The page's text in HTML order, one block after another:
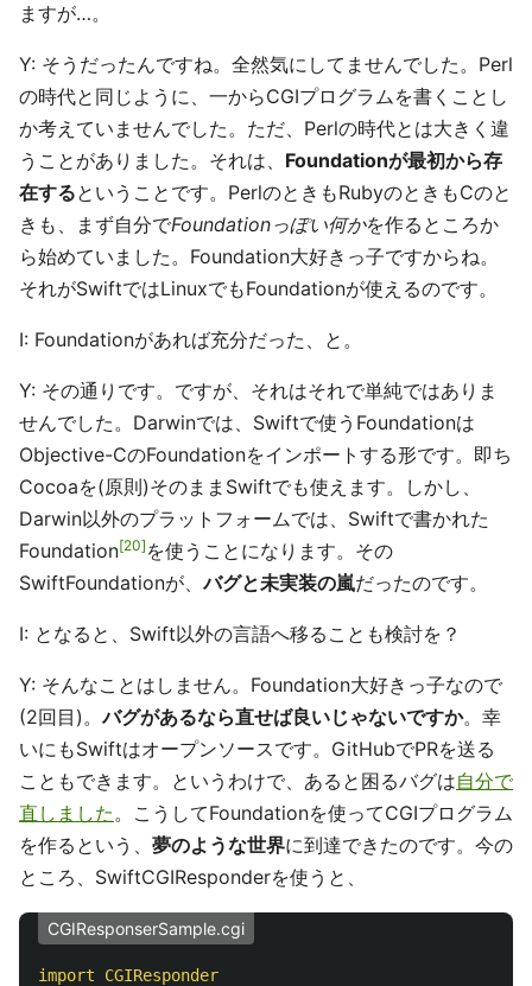
ますが…。
Y: そうだったんですね。全然気にしてませんでした。Perl
の時代と同じように、一からCGIプログラムを書くことし
か考えていませんでした。ただ、Perlの時代とは大きく違
うことがありました。それは、 Foundationが最初から存
在するということです。PerlのときもRubyのときもCのと
きも、まず自分でFoundationっぽい何かを作るところか
ら始めていました。Foundation大好きっ子ですからね。
それがSwiftではLinuxでもFoundationが使えるのです。
I: Foundationがあれば充分だった、と。
Y: その通りです。ですが、それはそれで単純ではありま
せんでした。Darwinでは、Swiftで使うFoundationは
Objective-CのFoundationをインポートする形です。即ち
Cocoaを(原則)そのままSwiftでも使えます。しかし、
Darwin以外のプラットフォームでは、Swiftで書かれた
Foundation 20 を使うことになります。その
SwiftFoundationが、バグと未実装の嵐だったのです。
I: となると、Swift以外の言語へ移ることも検討を？
Y: そんなことはしません。Foundation大好きっ子なので
(2回目)。バグがあるなら直せば良いじゃないですか。幸
いにもSwiftはオープンソースです。GitHubでPRを送る
こともできます。というわけで、あると困るバグは自分で
直しました。こうしてFoundationを使ってCGIプログラム
を作るという、 夢のような世界に到達できたのです。今の
ところ、SwiftCGIResponderを使うと、
CGIResponserSample.cgi
import CGIResponder